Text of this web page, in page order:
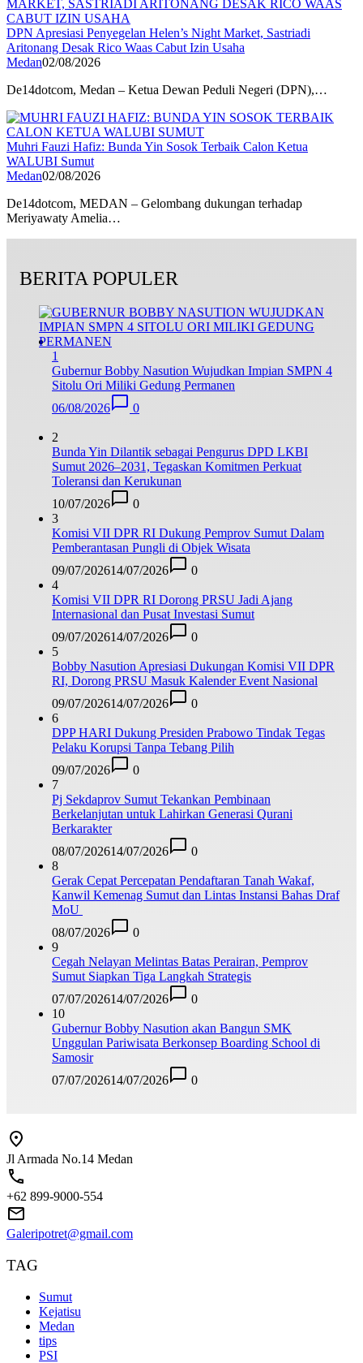
DPN Apresiasi Penyegelan Helen’s Night Market, Sastriadi
Aritonang Desak Rico Waas Cabut Izin Usaha
Medan02/08/2026
De14dotcom, Medan – Ketua Dewan Peduli Negeri (DPN),…
Muhri Fauzi Hafiz: Bunda Yin Sosok Terbaik Calon Ketua
WALUBI Sumut
Medan02/08/2026
De14dotcom, MEDAN – Gelombang dukungan terhadap
Meriyawaty Amelia…
BERITA POPULER
1
Gubernur Bobby Nasution Wujudkan Impian SMPN 4
Sitolu Ori Miliki Gedung Permanen
06/08/2026
0
2
Bunda Yin Dilantik sebagai Pengurus DPD LKBI
Sumut 2026–2031, Tegaskan Komitmen Perkuat
Toleransi dan Kerukunan
10/07/2026
0
3
Komisi VII DPR RI Dukung Pemprov Sumut Dalam
Pemberantasan Pungli di Objek Wisata
09/07/202614/07/2026
0
4
Komisi VII DPR RI Dorong PRSU Jadi Ajang
Internasional dan Pusat Investasi Sumut
09/07/202614/07/2026
0
5
Bobby Nasution Apresiasi Dukungan Komisi VII DPR
RI, Dorong PRSU Masuk Kalender Event Nasional
09/07/202614/07/2026
0
6
DPP HARI Dukung Presiden Prabowo Tindak Tegas
Pelaku Korupsi Tanpa Tebang Pilih
09/07/2026
0
7
Pj Sekdaprov Sumut Tekankan Pembinaan
Berkelanjutan untuk Lahirkan Generasi Qurani
Berkarakter
08/07/202614/07/2026
0
8
Gerak Cepat Percepatan Pendaftaran Tanah Wakaf,
Kanwil Kemenag Sumut dan Lintas Instansi Bahas Draf
MoU
08/07/2026
0
9
Cegah Nelayan Melintas Batas Perairan, Pemprov
Sumut Siapkan Tiga Langkah Strategis
07/07/202614/07/2026
0
10
Gubernur Bobby Nasution akan Bangun SMK
Unggulan Pariwisata Berkonsep Boarding School di
Samosir
07/07/202614/07/2026 0
Jl Armada No.14 Medan
+62 899-9000-554
Galeripotret@gmail.com
TAG
Sumut
Kejatisu
Medan
tips
PSI